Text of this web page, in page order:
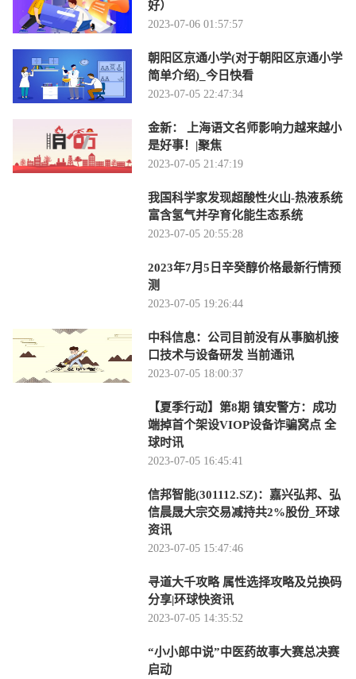
好）
2023-07-06 01:57:57
朝阳区京通小学(对于朝阳区京通小学
简单介绍)_今日快看
2023-07-05 22:47:34
金新： 上海语文名师影响力越来越小
是好事！|聚焦
2023-07-05 21:47:19
我国科学家发现超酸性火山-热液系统
富含氢气并孕育化能生态系统
2023-07-05 20:55:28
2023年7月5日辛癸醇价格最新行情预
测
2023-07-05 19:26:44
中科信息：公司目前没有从事脑机接
口技术与设备研发 当前通讯
2023-07-05 18:00:37
【夏季行动】第8期 镇安警方：成功
端掉首个架设VIOP设备诈骗窝点 全
球时讯
2023-07-05 16:45:41
信邦智能(301112.SZ)：嘉兴弘邦、弘
信晨晟大宗交易减持共2%股份_环球
资讯
2023-07-05 15:47:46
寻道大千攻略 属性选择攻略及兑换码
分享|环球快资讯
2023-07-05 14:35:52
“小小郎中说”中医药故事大赛总决赛
启动